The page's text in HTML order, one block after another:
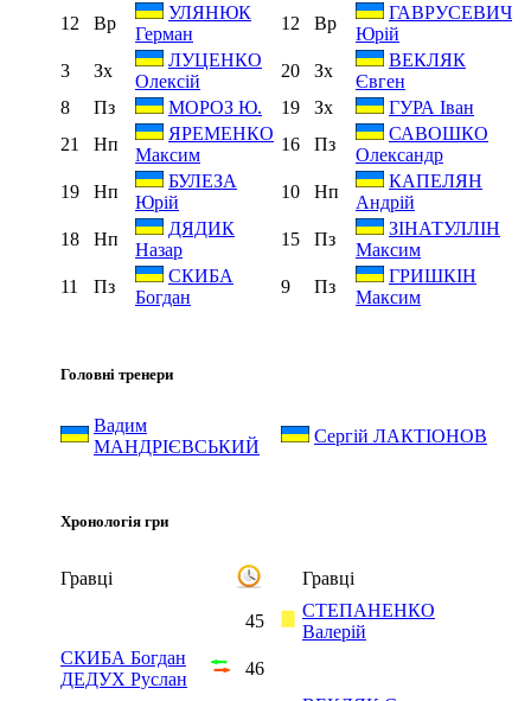
12
Вр
УЛЯНЮК
Герман
12 Вр
ГАВРУСЕВИЧ
Юрій
3
Зх
ЛУЦЕНКО
Олексій
20 Зх
ВЕКЛЯК
Євген
8
Пз МОРОЗ Ю. 19 Зх
ГУРА Іван
21
Нп
ЯРЕМЕНКО
Максим
16 Пз
САВОШКО
Олександр
19
Нп
БУЛЕЗА
Юрій
10 Нп
КАПЕЛЯН
Андрій
18
Нп
ДЯДИК
Назар
15 Пз
ЗІНАТУЛЛІН
Максим
11
Пз
СКИБА
Богдан
9 Пз
ГРИШКІН
Максим
Головні тренери
Вадим
МАНДРІЄВСЬКИЙ
Сергій ЛАКТІОНОВ
Хронологія гри
Гравці Гравці
45
СТЕПАНЕНКО
Валерій
СКИБА Богдан
ДЕДУХ Руслан
46